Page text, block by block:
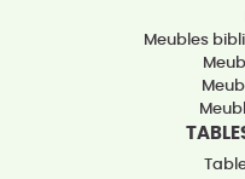
Meubles